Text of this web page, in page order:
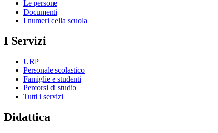
Le persone
Documenti
I numeri della scuola
I Servizi
URP
Personale scolastico
Famiglie e studenti
Percorsi di studio
Tutti i servizi
Didattica